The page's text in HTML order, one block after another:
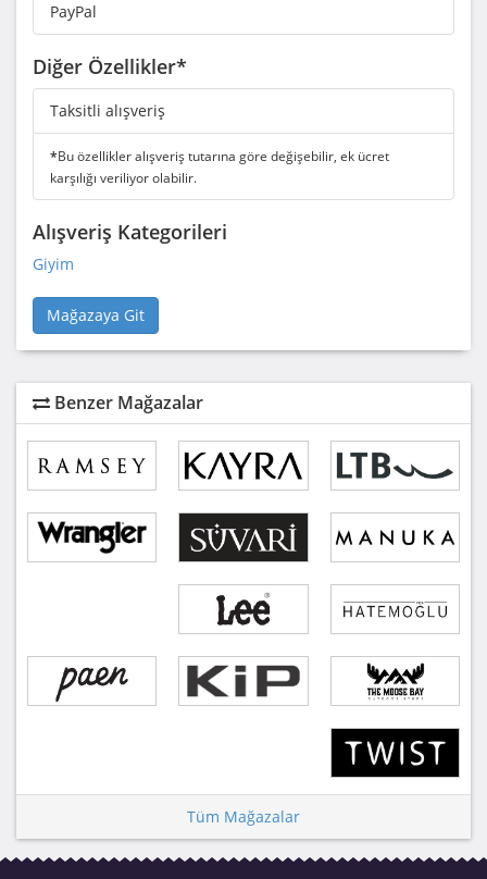
PayPal
Diğer Özellikler*
Taksitli alışveriş
*Bu özellikler alışveriş tutarına göre değişebilir, ek ücret
karşılığı veriliyor olabilir.
Alışveriş Kategorileri
Giyim
Mağazaya Git
Benzer Mağazalar
Tüm Mağazalar